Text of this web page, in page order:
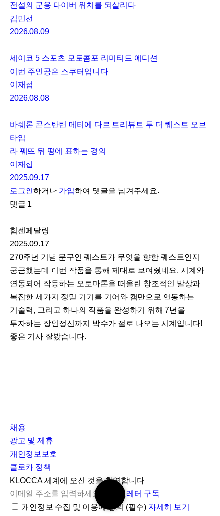
검
색
하
전설의 군용 다이버 워치를 되살리다
김민선
2026.08.09
세이코 5 스포츠 모토콤포 리미티드 에디션
이번 주인공은 스쿠터입니다
이재섭
2026.08.08
바쉐론 콘스탄틴 메티에 다르 트리뷰트 투 더 퀘스트 오브
타임
라 꿰뜨 뒤 떵에 표하는 경의
이재섭
2025.09.17
로그인하거나 가입하여 댓글을 남겨주세요.
댓글 1
힘센페달링
2025.09.17
270주년 기념 문구인 퀘스트가 무엇을 향한 퀘스트인지
궁금했는데 이번 작품을 통해 제대로 보여줬네요. 시계와
연동되어 작동하는 오토마톤을 떠올린 창조적인 발상과
복잡한 세가지 정밀 기기를 기어와 캠만으로 연동하는
기술력, 그리고 하나의 작품을 완성하기 위해 7년을
투자하는 장인정신까지 박수가 절로 나오는 시계입니다!
좋은 기사 잘봤습니다.
채용
광고 및 제휴
개인정보보호
클로카 정책
I
n
s
Y
o
u
K
L
O
KLOCCA 세계에 오신 것을 환영합니다
뉴스레터 구독
개인정보 수집 및 이용에 동의 (필수) 자세히 보기